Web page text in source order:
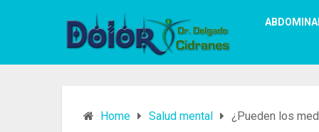
Home Salud mental ¿Pueden los